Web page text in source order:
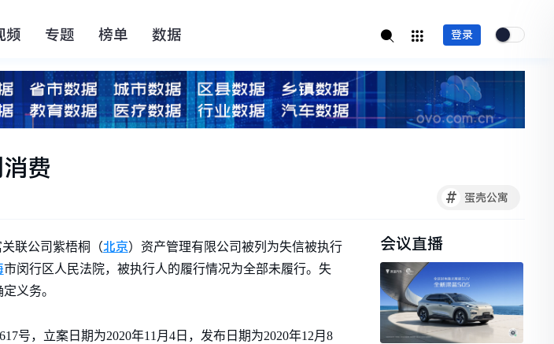
频 专题 榜单 数据 登录
费
# 蛋壳公寓
联公司紫梧桐（北京）资产管理有限公司被列为失信被执行
市闵行区人民法院，被执行人的履行情况为全部未履行。失
义务。
号，立案日期为2020年11月4日，发布日期为2020年12月8
会议直播